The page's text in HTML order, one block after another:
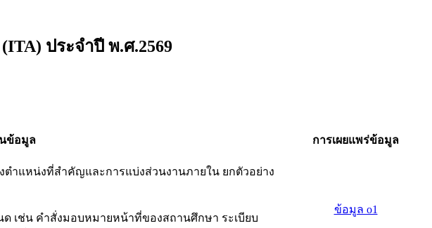
ประจำปี พ.ศ.2569
ข้อมูล การเผยแพร่ข้อมูล
ตำแหน่งที่สำคัญและการแบ่งส่วนงานภายใน ยกตัวอย่าง
เช่น คำสั่งมอบหมายหน้าที่ของสถานศึกษา ระเบียบ
ข้อมูล o1